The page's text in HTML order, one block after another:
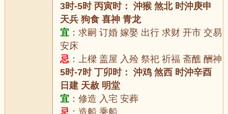
3时-5时 丙寅时： 沖猴 煞北 时沖庚申
天兵 狗食 喜神 青龙
宜 ：求嗣 订婚 嫁娶 出行 求财 开市 交易
安床
忌 ：上樑 盖屋 入殓 祭祀 祈福 斋醮 酬神
5时-7时 丁卯时： 沖鸡 煞西 时沖辛酉
日建 天赦 明堂
宜 ：修造 入宅 安葬
忌 ：造船 乘船